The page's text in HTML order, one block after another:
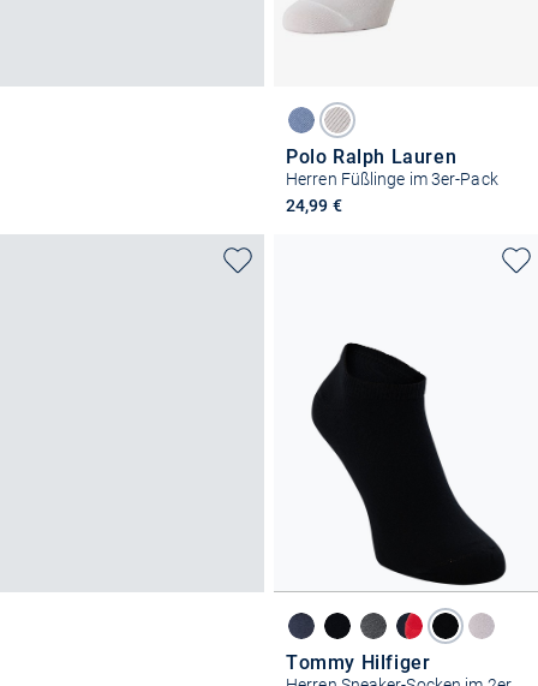
Polo Ralph Lauren
Herren Füßlinge im 3er-Pack
24,99 €
Tommy Hilfiger